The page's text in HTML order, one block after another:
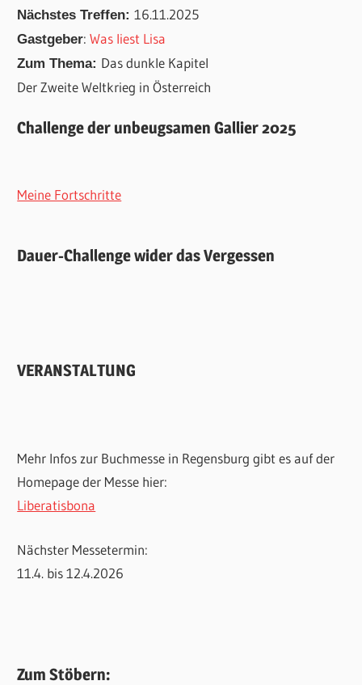
Nächstes Treffen:16.11.2025
Gastgeber:Was liest Lisa
Zum Thema: Das dunkle Kapitel
Der Zweite Weltkrieg in Österreich
Challenge der unbeugsamen Gallier 2025
Meine Fortschritte
Dauer-Challenge wider das Vergessen
VERANSTALTUNG
Mehr Infos zur Buchmesse in Regensburg gibt es auf der
Homepage der Messe hier:
Liberatisbona
Nächster Messetermin:
11.4. bis 12.4.2026
Zum Stöbern: